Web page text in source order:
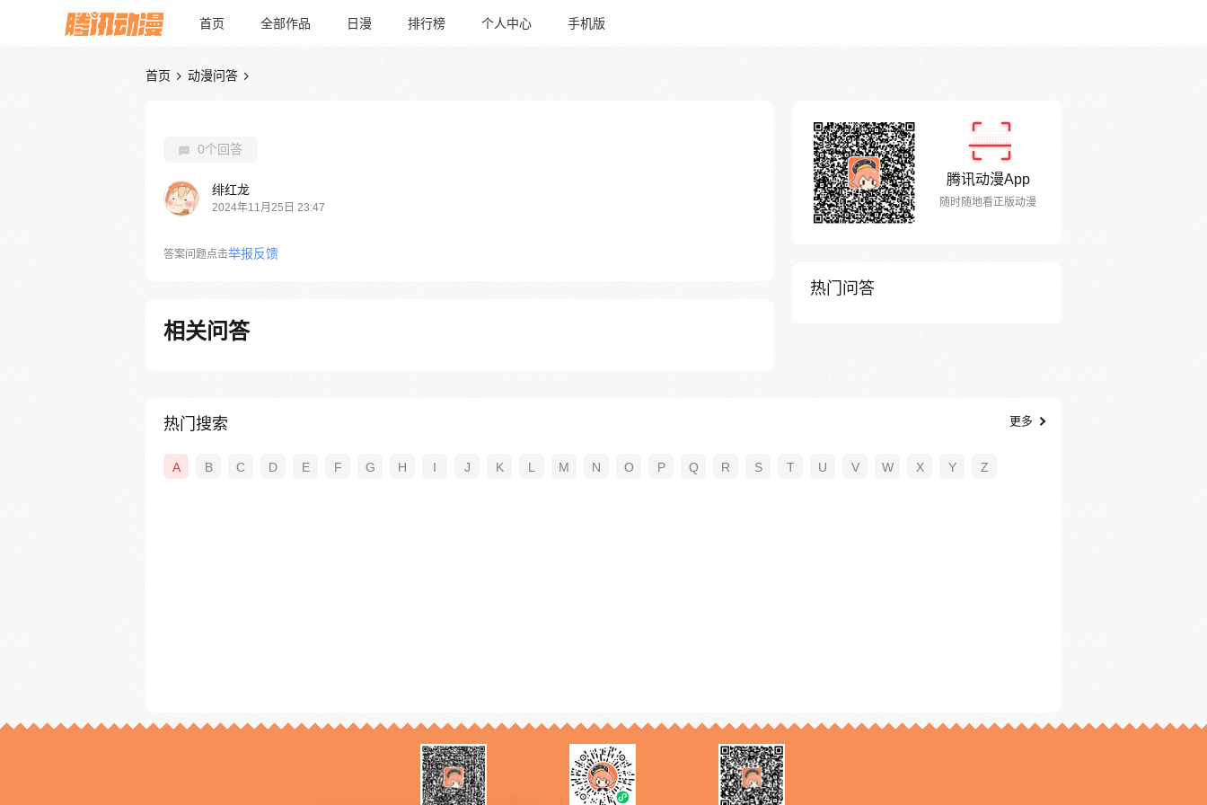
首页 全部作品 日漫 排行榜 个人中心 手机版
首页  动漫问答 
0个回答
绯红龙
2024年11月25日 23:47
答案问题点击举报反馈
相关问答
腾讯动漫App
随时随地看正版动漫
热门问答
热门搜索 更多
A B C D E F G H I J K L M N O P Q R S T U V W X Y Z